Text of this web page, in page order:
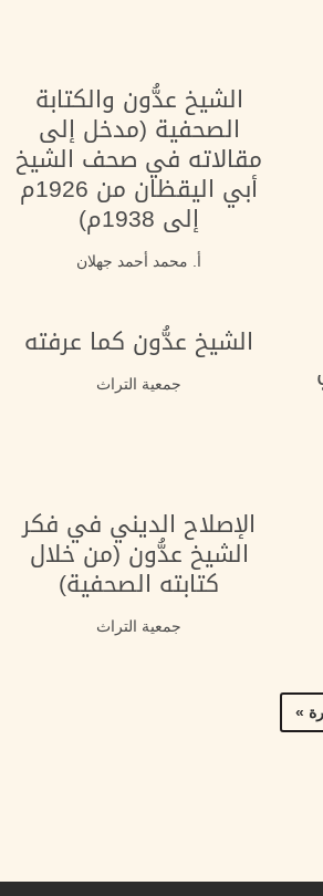
الشيخ عدُّون والكتابة
الصحفية (مدخل إلى
مقالاته في صحف الشيخ
أبي اليقظان من 1926م
إلى 1938م)
أ. محمد أحمد جهلان
الشيخ عدُّون كما عرفته
جمعية التراث
الإصلاح الديني في فكر
الشيخ عدُّون (من خلال
كتابته الصحفية)
جمعية التراث
»